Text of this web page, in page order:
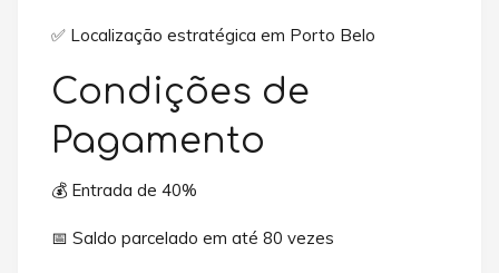
✅ Localização estratégica em Porto Belo
Condições de
Pagamento
💰 Entrada de 40%
📅 Saldo parcelado em até 80 vezes